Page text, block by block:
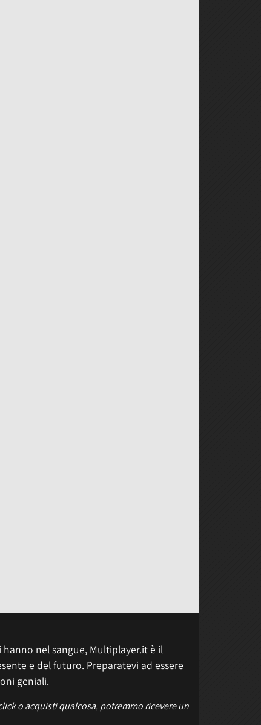
nel sangue, Multiplayer.it è il
e del futuro. Preparatevi ad essere
geniali.
o acquisti qualcosa, potremmo ricevere un